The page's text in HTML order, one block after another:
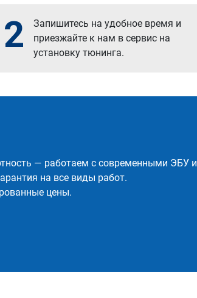
2
Запишитесь на удобное время и
приезжайте к нам в сервис на
установку тюнинга.
— работаем с современными ЭБУ и
на все виды работ.
цены.